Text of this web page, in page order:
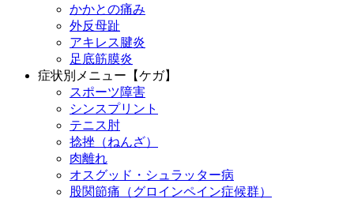
かかとの痛み
外反母趾
アキレス腱炎
足底筋膜炎
症状別メニュー【ケガ】
スポーツ障害
シンスプリント
テニス肘
捻挫（ねんざ）
肉離れ
オスグッド・シュラッター病
股関節痛（グロインペイン症候群）